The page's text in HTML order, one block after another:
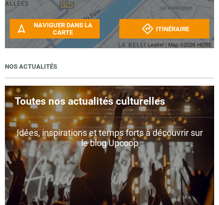
Leaflet | Map ©2026 HERE
NAVIGUER DANS LA
CARTE
ITINÉRAIRE
NOS ACTUALITÉS
Toutes nos actualités culturelles
Idées, inspirations et temps forts à découvrir sur
le blog Upcoop